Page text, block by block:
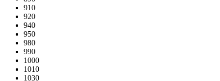
910
920
940
950
980
990
1000
1010
1030